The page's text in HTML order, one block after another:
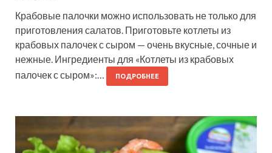
Крабовые палочки можно использовать не только для
приготовления салатов. Приготовьте котлеты из
крабовых палочек с сыром — очень вкусные, сочные и
нежные. Ингредиенты для «Котлеты из крабовых
палочек с сыром»:…
ПОДРОБНЕЕ